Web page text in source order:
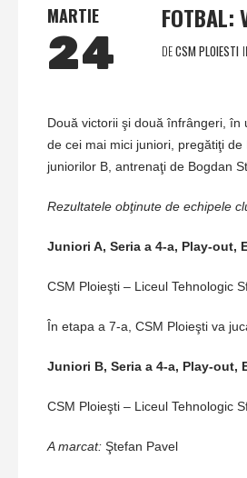
MARTIE
24
FOTBAL:
DECSM PLOIESTI
Două victorii şi două înfrângeri, în
de cei mai mici juniori, pregătiţi
juniorilor B, antrenaţi de Bogdan
Rezultatele obţinute de echipele
Juniori A, Seria a 4-a, Play-out,
CSM Ploieşti – Liceul Tehnologic
În etapa a 7-a, CSM Ploieşti va
Juniori B, Seria a 4-a, Play-out,
CSM Ploieşti – Liceul Tehnologic
A marcat: Ştefan Pavel